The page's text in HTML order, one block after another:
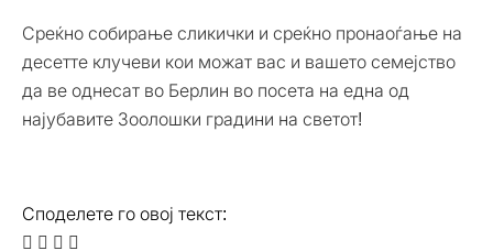
Среќно собирање сликички и среќно пронаоѓање на
десетте клучеви кои можат вас и вашето семејство
да ве однесат во Берлин во посета на една од
најубавите Зоолошки градини на светот!
Споделете го овој текст: